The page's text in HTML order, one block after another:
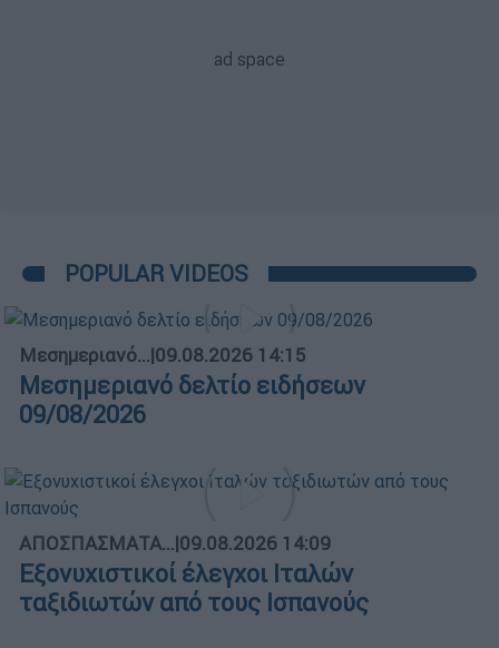
POPULAR VIDEOS
Μεσημεριανό...|09.08.2026 14:15
Μεσημεριανό δελτίο ειδήσεων
09/08/2026
ΑΠΟΣΠΑΣΜΑΤΑ...|09.08.2026 14:09
Εξονυχιστικοί έλεγχοι Ιταλών
ταξιδιωτών από τους Ισπανούς